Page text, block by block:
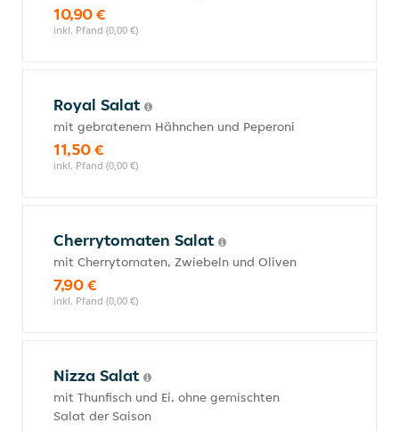
10,90 €
inkl. Pfand (0,00 €)
Royal Salat
mit gebratenem Hähnchen und Peperoni
11,50 €
inkl. Pfand (0,00 €)
Cherrytomaten Salat
mit Cherrytomaten, Zwiebeln und Oliven
7,90 €
inkl. Pfand (0,00 €)
Nizza Salat
mit Thunfisch und Ei, ohne gemischten
Salat der Saison